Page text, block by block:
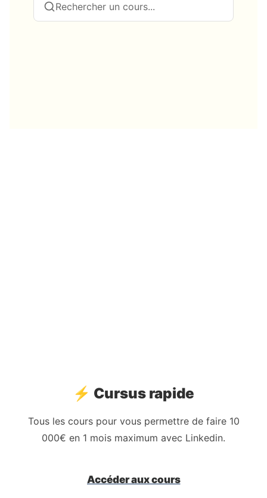
Rechercher un cours...
⚡️ Cursus rapide
Tous les cours pour vous permettre de faire 10
000€ en 1 mois maximum avec Linkedin.
Accéder aux cours